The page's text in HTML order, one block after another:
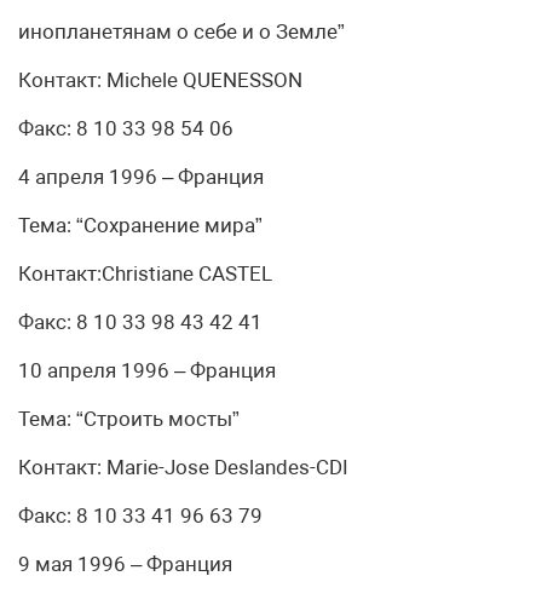
инопланетянам о себе и о Земле”
Контакт: Michele QUENESSON
Факс: 8 10 33 98 54 06
4 апреля 1996 – Франция
Тема: “Сохранение мира”
Контакт:Christiane CASTEL
Факс: 8 10 33 98 43 42 41
10 апреля 1996 – Франция
Тема: “Строить мосты”
Контакт: Marie-Jose Deslandes-CDI
Факс: 8 10 33 41 96 63 79
9 мая 1996 – Франция